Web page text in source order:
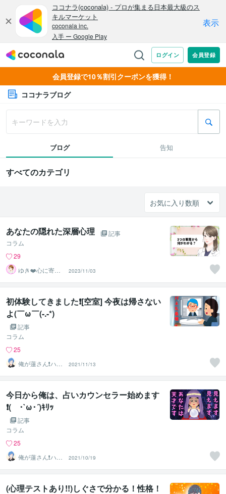
会員登録で10％割引クーポンを獲得！
ココナラブログ
ブログ 告知
すべてのカテゴリ
あなたの隠れた深層心理
記事
コラム
29
ゆき❤️心に寄り
添う癒しのナー
ス
2023/11/03
初体験してきました❗️[空室] 今夜は帰さない
よ(￣ω￣(-.-*)
記事
コラム
25
俺が蓮さん❗️ハス
じゃありません
w
2021/11/13
今日から俺は、占いカウンセラー始めます
❗️( ･`ω･´)ｷﾘｯ
記事
コラム
25
俺が蓮さん❗️ハス
じゃありません
w
2021/10/19
(心理テストあり!!)しぐさで分かる！性格！